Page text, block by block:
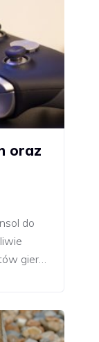
oraz
do
gier…